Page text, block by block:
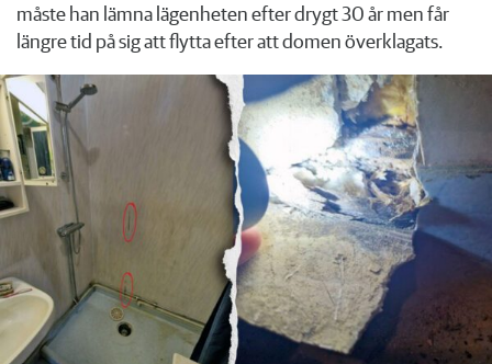
måste han lämna lägenheten efter drygt 30 år men får
längre tid på sig att flytta efter att domen överklagats.